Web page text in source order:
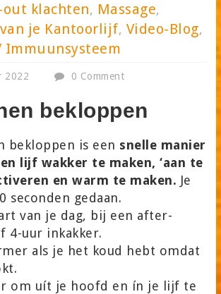
klachten, Massage,
je Kantoorlijf, Video-Blog,
Immuunsysteem
2022 0 Comment
bekloppen
bekloppen is een snelle manier
lijf wakker te maken, ‘aan te
en warm te maken. Je
seconden gedaan.
van je dag, bij een after-
4-uur inkakker.
als je het koud hebt omdat
om uít je hoofd en ín je lijf te